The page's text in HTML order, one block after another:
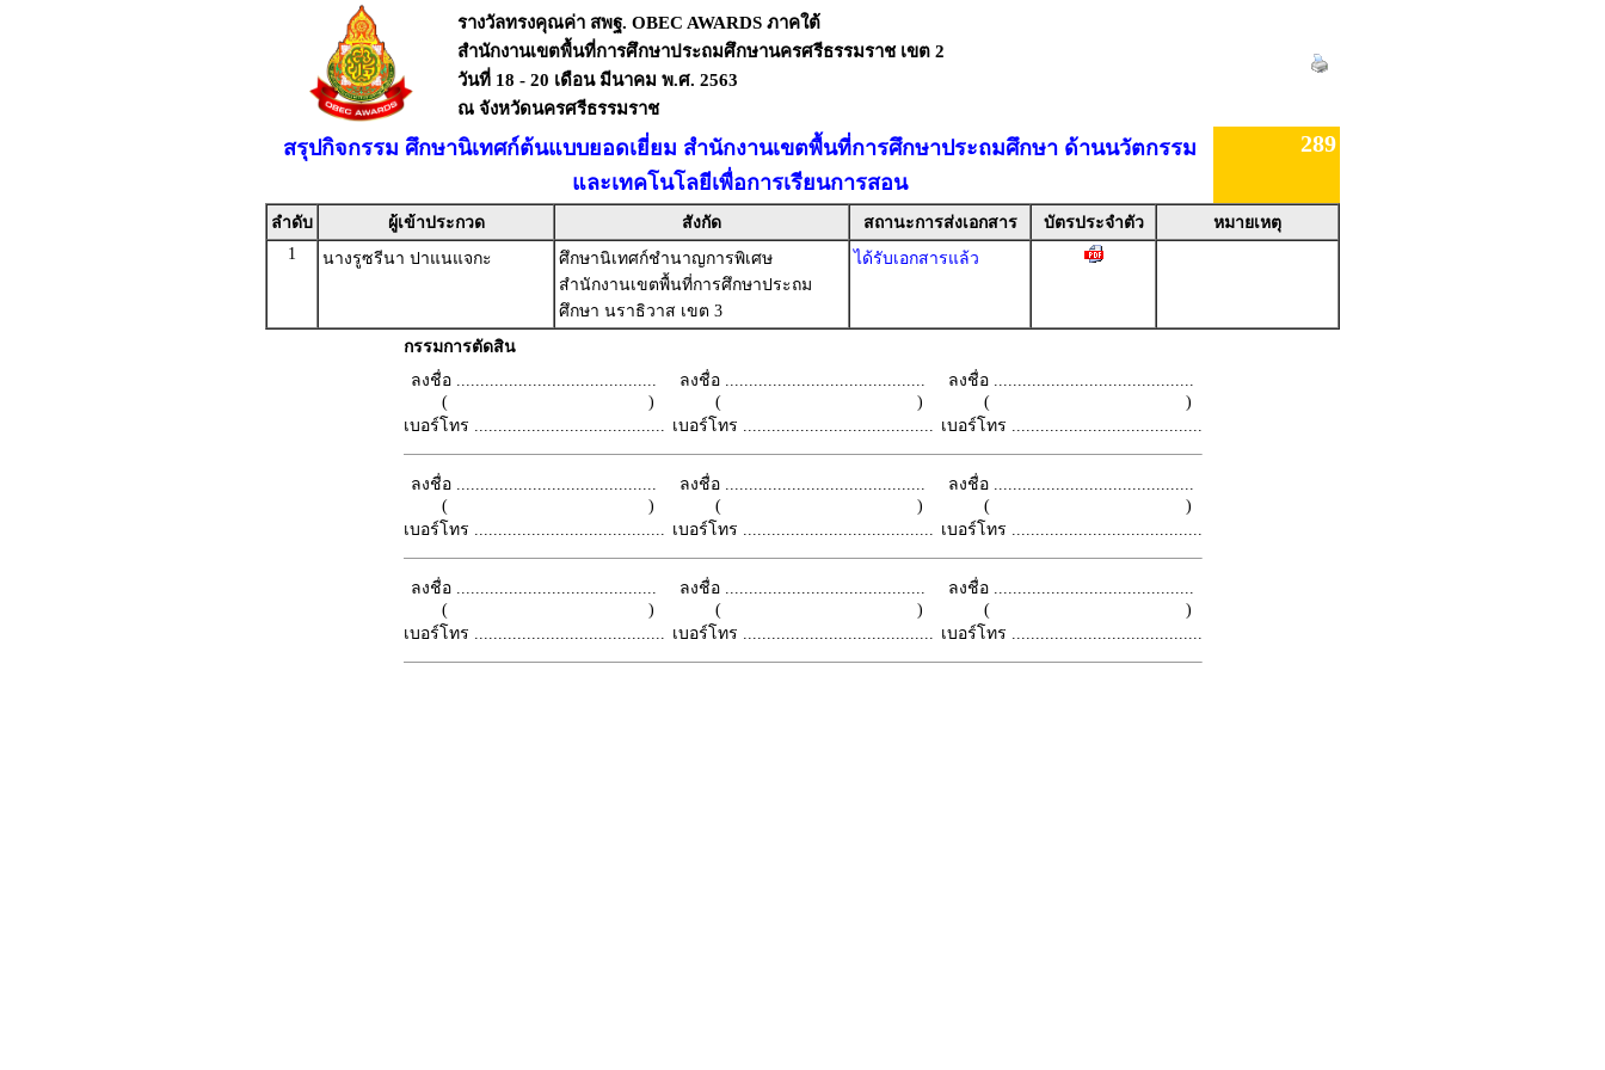
รางวัลทรงคุณค่า สพฐ. OBEC AWARDS ภาคใต้
สำนักงานเขตพื้นที่การศึกษาประถมศึกษานครศรีธรรมราช เขต 2
วันที่ 18 - 20 เดือน มีนาคม พ.ศ. 2563
ณ จังหวัดนครศรีธรรมราช
สรุปกิจกรรม ศึกษานิเทศก์ต้นแบบยอดเยี่ยม สำนักงานเขตพื้นที่การศึกษาประถมศึกษา ด้านนวัตกรรม
และเทคโนโลยีเพื่อการเรียนการสอน
289
ลำดับ ผู้เข้าประกวด สังกัด สถานะการส่งเอกสาร บัตรประจำตัว
หมายเหตุ
1
นางรูซรีนา ปาแนแจกะ
ศึกษานิเทศก์ชำนาญการพิเศษ
สำนักงานเขตพื้นที่การศึกษาประถม
ศึกษา นราธิวาส เขต 3
ได้รับเอกสารแล้ว
กรรมการตัดสิน
ลงชื่อ ..........................................
( )
เบอร์โทร ........................................
ลงชื่อ ..........................................
( )
เบอร์โทร ........................................
ลงชื่อ ..........................................
( )
เบอร์โทร ........................................
ลงชื่อ ..........................................
( )
เบอร์โทร ........................................
ลงชื่อ ..........................................
( )
เบอร์โทร ........................................
ลงชื่อ ..........................................
( )
เบอร์โทร ........................................
ลงชื่อ ..........................................
( )
เบอร์โทร ........................................
ลงชื่อ ..........................................
( )
เบอร์โทร ........................................
ลงชื่อ ..........................................
( )
เบอร์โทร ........................................